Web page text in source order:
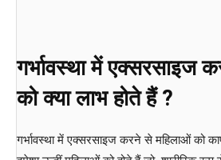
गर्भावस्था में एक्सरसाइज
को क्या लाभ होते हैं ?
गर्भावस्था में एक्सरसाइज करने से महिलाओं को